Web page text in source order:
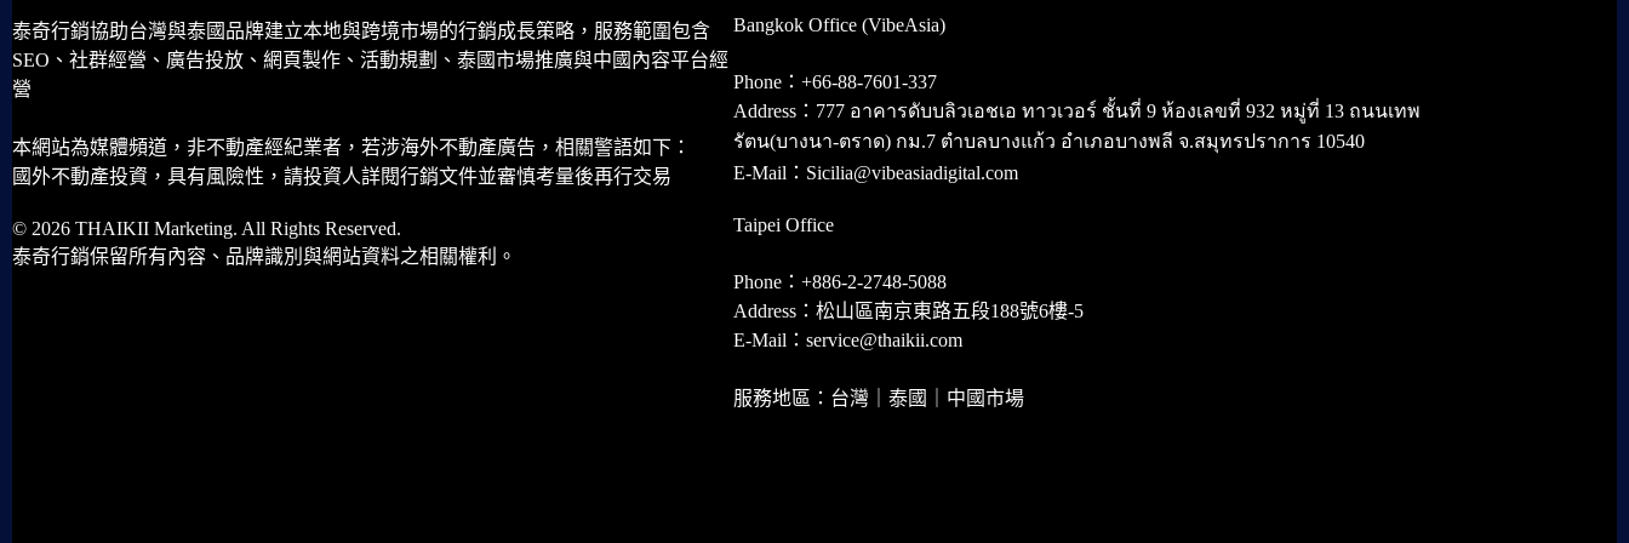
泰奇行銷協助台灣與泰國品牌建立本地與跨境市場的行銷成長策略，服務範圍包含
SEO、社群經營、廣告投放、網頁製作、活動規劃、泰國市場推廣與中國內容平台經
營
本網站為媒體頻道，非不動產經紀業者，若涉海外不動產廣告，相關警語如下：
國外不動產投資，具有風險性，請投資人詳閱行銷文件並審慎考量後再行交易
© 2026 THAIKII Marketing. All Rights Reserved.
泰奇行銷保留所有內容、品牌識別與網站資料之相關權利。
Bangkok Office (VibeAsia)
Phone：+66-88-7601-337
Address：777 อาคารดับบลิวเอชเอ ทาวเวอร์ ชั้นที่ 9 ห้องเลขที่ 932 หมู่ที่ 13 ถนนเทพ
รัตน(บางนา-ตราด) กม.7 ตำบลบางแก้ว อำเภอบางพลี จ.สมุทรปราการ 10540
E-Mail：Sicilia@vibeasiadigital.com
Taipei Office
Phone：+886-2-2748-5088
Address：松山區南京東路五段188號6樓-5
E-Mail：service@thaikii.com
服務地區：台灣｜泰國｜中國市場